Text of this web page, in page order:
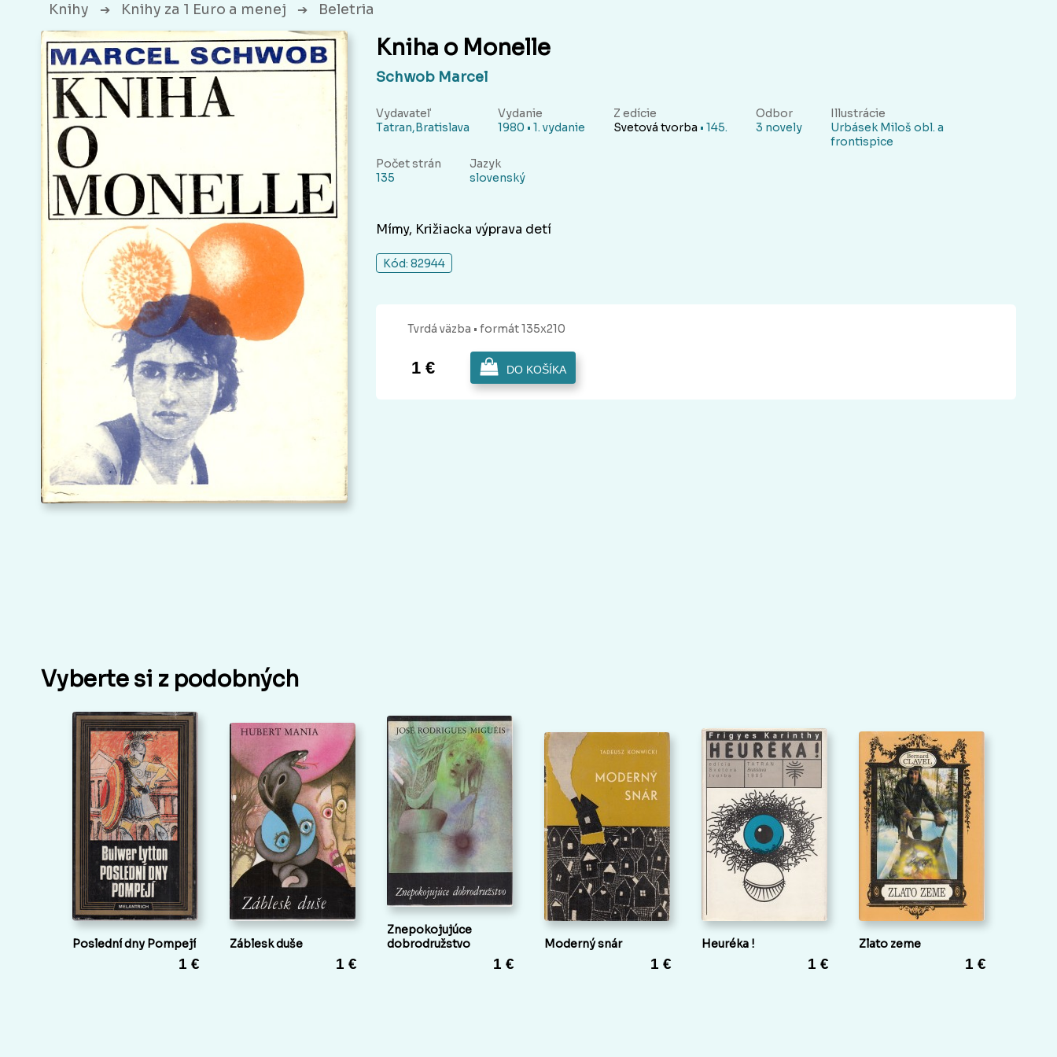
Knihy ➔ Knihy za 1 Euro a menej ➔ Beletria
Kniha o Monelle
Schwob Marcel
Vydavateľ
Tatran,Bratislava
Vydanie
1980 • 1. vydanie
Z edície
Svetová tvorba • 145.
Odbor
3 novely
Illustrácie
Urbásek Miloš obl. a
frontispice
Počet strán
135
Jazyk
slovenský
Mímy, Križiacka výprava detí
Kód: 82944
Tvrdá väzba • formát 135x210
1 € DO KOŠÍKA
Vyberte si z podobných
Poslední dny Pompejí
1 €
Záblesk duše
1 €
Znepokojujúce
dobrodružstvo
1 €
Moderný snár
1 €
Heuréka !
1 €
Zlato zeme
1 €